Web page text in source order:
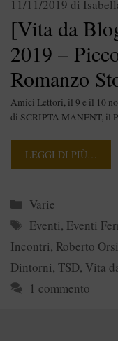
[Vita da
2019 –
Romanzo
11/11/2019 di
Amici Lettori, il 9 e il 10
di SCRIPTA MANENT, il
LEGGI DI PIÙ…
Categorie
Varie
Tag
Eventi, Eventi
Incontri, Roberto Orsi
Dintorni, TSD, Vita
1 commento